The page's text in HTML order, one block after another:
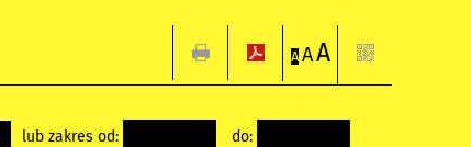
A AA
lub zakres od: do: